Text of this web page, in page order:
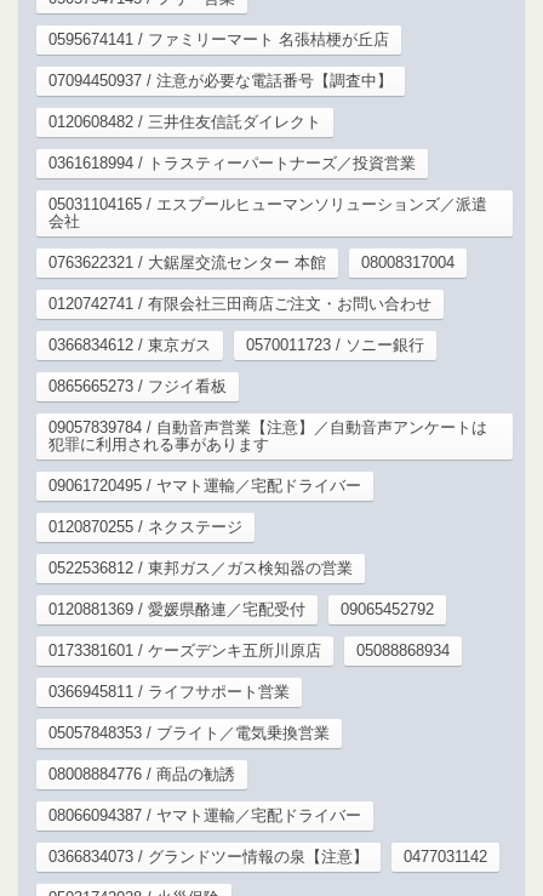
0595674141 / ファミリーマート 名張桔梗が丘店
07094450937 / 注意が必要な電話番号【調査中】
0120608482 / 三井住友信託ダイレクト
0361618994 / トラスティーパートナーズ／投資営業
05031104165 / エスプールヒューマンソリューションズ／派遣
会社
0763622321 / 大鋸屋交流センター 本館 08008317004
0120742741 / 有限会社三田商店ご注文・お問い合わせ
0366834612 / 東京ガス 0570011723 / ソニー銀行
0865665273 / フジイ看板
09057839784 / 自動音声営業【注意】／自動音声アンケートは
犯罪に利用される事があります
09061720495 / ヤマト運輸／宅配ドライバー
0120870255 / ネクステージ
0522536812 / 東邦ガス／ガス検知器の営業
0120881369 / 愛媛県酪連／宅配受付 09065452792
0173381601 / ケーズデンキ五所川原店 05088868934
0366945811 / ライフサポート営業
05057848353 / ブライト／電気乗換営業
08008884776 / 商品の勧誘
08066094387 / ヤマト運輸／宅配ドライバー
0366834073 / グランドツー情報の泉【注意】 0477031142